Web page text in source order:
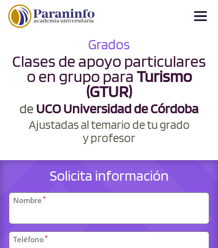
Grados
Clases de apoyo particulares
o en grupo para Turismo
(GTUR)
de UCO Universidad de Córdoba
Ajustadas al temario de tu grado
y profesor
Solicita información
Datos
personales
Nombre *
Teléfono*